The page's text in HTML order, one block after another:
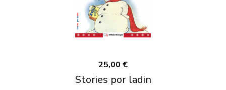
25,00 €
Stories por ladin